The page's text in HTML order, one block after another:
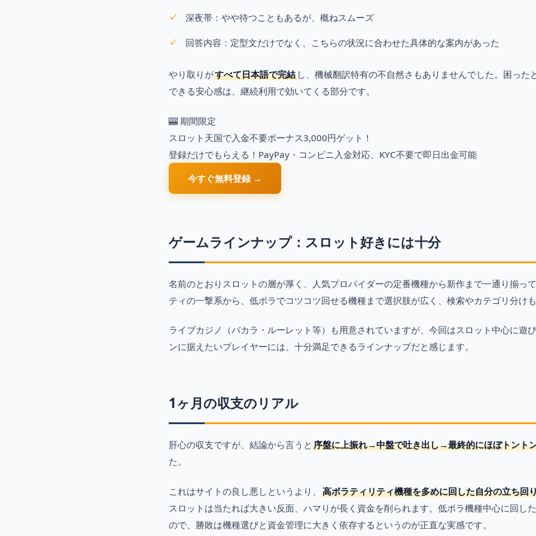
深夜帯：やや待つこともあるが、概ねスムーズ
回答内容：定型文だけでなく、こちらの状況に合わせた具体的な案内があった
やり取りがすべて日本語で完結 し、機械翻訳特有の不自然さもありませんでした。困った
できる安心感は、継続利用で効いてくる部分です。
🎰 期間限定
スロット天国で入金不要ボーナス3,000円ゲット！
登録だけでもらえる！PayPay・コンビニ入金対応、KYC不要で即日出金可能
今すぐ無料登録 →
ゲームラインナップ：スロット好きには十分
名前のとおりスロットの層が厚く、人気プロバイダーの定番機種から新作まで一通り揃っ
ティの一撃系から、低ボラでコツコツ回せる機種まで選択肢が広く、検索やカテゴリ分け
ライブカジノ（バカラ・ルーレット等）も用意されていますが、今回はスロット中心に遊
ンに据えたいプレイヤーには、十分満足できるラインナップだと感じます。
1ヶ月の収支のリアル
肝心の収支ですが、結論から言うと 序盤に上振れ→中盤で吐き出し→最終的にほぼトント
た。
これはサイトの良し悪しというより、 高ボラティリティ機種を多めに回した自分の立ち回
スロットは当たれば大きい反面、ハマりが長く資金を削られます。低ボラ機種中心に回し
ので、勝敗は機種選びと資金管理に大きく依存するというのが正直な実感です。